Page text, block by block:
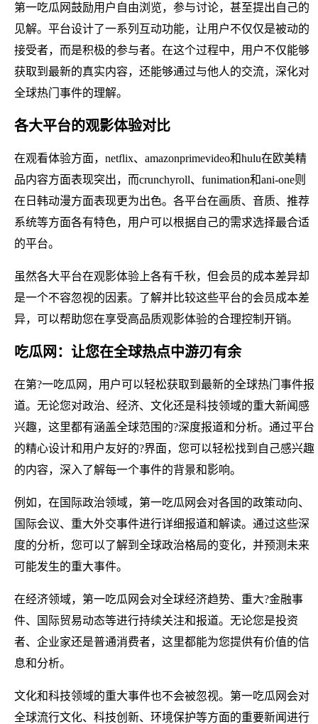
第一吃瓜网鼓励用户自由浏览，参与讨论，甚至提出自己的
见解。平台设计了一系列互动功能，让用户不仅仅是被动的
接受者，而是积极的参与者。在这个过程中，用户不仅能够
获取到最新的真实内容，还能够通过与他人的交流，深化对
全球热门事件的理解。
各大平台的观影体验对比
在观看体验方面，netflix、amazonprimevideo和hulu在欧美精
品内容方面表现突出，而crunchyroll、funimation和ani-one则
在日韩动漫方面表现更为出色。各平台在画质、音质、推荐
系统等方面各有特色，用户可以根据自己的需求选择最合适
的平台。
虽然各大平台在观影体验上各有千秋，但会员的成本差异却
是一个不容忽视的因素。了解并比较这些平台的会员成本差
异，可以帮助您在享受高品质观影体验的合理控制开销。
吃瓜网：让您在全球热点中游刃有余
在第?一吃瓜网，用户可以轻松获取到最新的全球热门事件报
道。无论您对政治、经济、文化还是科技领域的重大新闻感
兴趣，这里都有涵盖全球范围的?深度报道和分析。通过平台
的精心设计和用户友好的?界面，您可以轻松找到自己感兴趣
的内容，深入了解每一个事件的背景和影响。
例如，在国际政治领域，第一吃瓜网会对各国的政策动向、
国际会议、重大外交事件进行详细报道和解读。通过这些深
度的分析，您可以了解到全球政治格局的变化，并预测未来
可能发生的重大事件。
在经济领域，第一吃瓜网会对全球经济趋势、重大?金融事
件、国际贸易动态等进行持续关注和报道。无论您是投资
者、企业家还是普通消费者，这里都能为您提供有价值的信
息和分析。
文化和科技领域的重大事件也不会被忽视。第一吃瓜网会对
全球流行文化、科技创新、环境保护等方面的重要新闻进行